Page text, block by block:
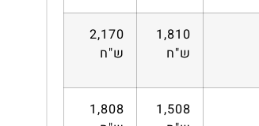
1,810
ש"ח
2,170
ש"ח
1,508
1,808